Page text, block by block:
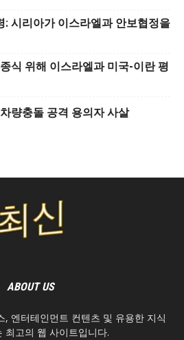
: 시리아가 이스라엘과 안보협정을
식 위해 이스라엘과 미국-이란 평
량충돌 공격 용의자 사살
ABOUT US
엔터테인먼트 컨텐츠 및 유용한 지식
최고의 웹 사이트입니다.